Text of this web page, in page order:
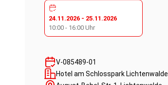
24.11.2026 - 25.11.2026
10:00 - 16:00 Uhr
V-085489-01
Hotel am Schlosspark Lichtenwalde